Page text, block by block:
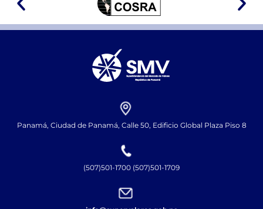
Panamá, Ciudad de Panamá, Calle 50, Edificio Global Plaza Piso 8
(507)501-1700 (507)501-1709